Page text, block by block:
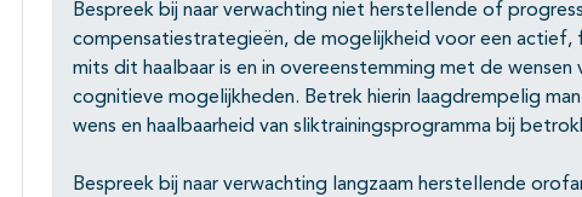
Bespreek bij naar verwachting niet herstellende of
compensatiestrategieën, de mogelijkheid voor een actief,
mits dit haalbaar is en in overeenstemming met de
cognitieve mogelijkheden. Betrek hierin laagdrempelig
wens en haalbaarheid van sliktrainingsprogramma bij
Bespreek bij naar verwachting langzaam herstellende